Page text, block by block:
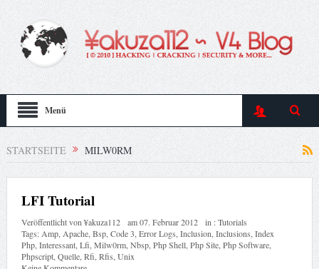
Menü
STARTSEITE MILW0RM
LFI Tutorial
Veröffentlicht von¥akuza112 am07. Februar 2012 in :Tutorials
Tags: Amp, Apache, Bsp, Code 3 Error Logs Inclusion Inclusions Index
Php, Interessant, Lfi Milw0rm, Nbsp, Php Shell, Php Site, Php Software,
Phpscript, Quelle, Rfi Rfis Unix